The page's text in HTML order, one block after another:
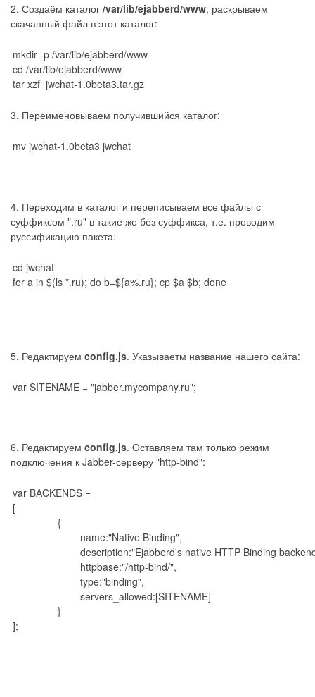
2. Создаём каталог /var/lib/ejabberd/www, раскрываем
скачанный файл в этот каталог:
mkdir -p /var/lib/ejabberd/www
cd /var/lib/ejabberd/www
tar xzf jwchat-1.0beta3.tar.gz
3. Переименовываем получившийся каталог:
mv jwchat-1.0beta3 jwchat
4. Переходим в каталог и переписываем все файлы с
суффиксом ".ru" в такие же без суффикса, т.е. проводим
руссификацию пакета:
cd jwchat
for a in $(ls *.ru); do b=${a%.ru}; cp $a $b; done
5. Редактируем config.js. Указываетм название нашего сайта:
var SITENAME = "jabber.mycompany.ru";
6. Редактируем config.js. Оставляем там только режим
подключения к Jabber-серверу "http-bind":
var BACKENDS =
[
{
name:"Native Binding",
description:"Ejabberd's native HTTP Binding
httpbase:"/http-bind/",
type:"binding",
servers_allowed:[SITENAME]
}
];